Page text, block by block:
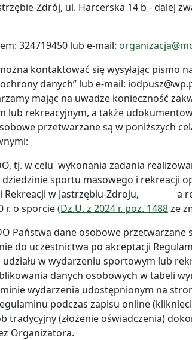
Zdrój, ul. Harcerska 14 b - dalej
324719450 lub e-mail:
kontaktować się wysyłając pismo
danych” lub e-mail:
mając na uwadze konieczność
lub rekreacyjnym, a także
przetwarzane są w poniższych
tj. w celu wykonania zadania
sportu masowego i rekreacji
i Rekreacji w Jastrzębiu-Zdroju, a
r. o sporcie(Dz.U. z 2024 r. poz. 1488ze
Państwa dane osobowe
do uczestnictwa po akceptacji
udziału w wydarzeniu sportowym
danych osobowych w tabeli
wydarzenia udostępnionym na
podczas zapisu online
tradycyjny (złożenie oświadczenia)
Organizatora.